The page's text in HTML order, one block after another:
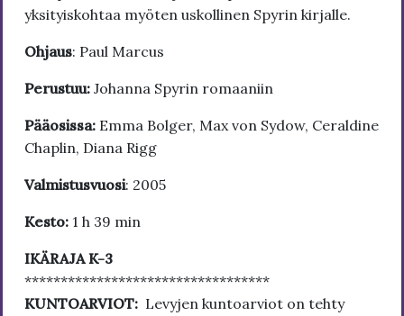
yksityiskohtaa myöten uskollinen Spyrin kirjalle.
Ohjaus: Paul Marcus
Perustuu: Johanna Spyrin romaaniin
Pääosissa: Emma Bolger, Max von Sydow, Ceraldine
Chaplin, Diana Rigg
Valmistusvuosi: 2005
Kesto: 1 h 39 min
IKÄRAJA K-3
**********************************
KUNTOARVIOT: Levyjen kuntoarviot on tehty